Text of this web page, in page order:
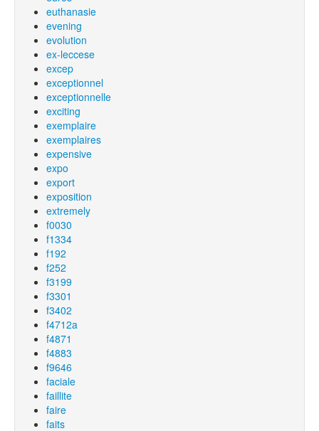
euthanasie
evening
evolution
ex-leccese
excep
exceptionnel
exceptionnelle
exciting
exemplaire
exemplaires
expensive
expo
export
exposition
extremely
f0030
f1334
f192
f252
f3199
f3301
f3402
f4712a
f4871
f4883
f9646
faciale
faillite
faire
faits